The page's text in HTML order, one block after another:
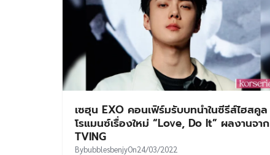
เซฮุน EXO คอนเฟิร์มรับบทนำในซีรีส์ไฮสคูล
โรแมนซ์เรื่องใหม่ “Love, Do It” ผลงานจาก
TVING
BybubblesbenjyOn24/03/2022